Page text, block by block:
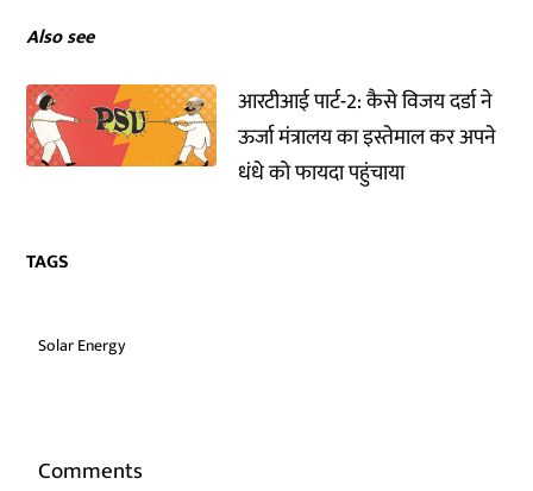
Also see
आरटीआई पार्ट-2: कैसे विजय दर्डा ने
ऊर्जा मंत्रालय का इस्तेमाल कर अपने
धंधे को फायदा पहुंचाया
TAGS
Solar Energy
Comments